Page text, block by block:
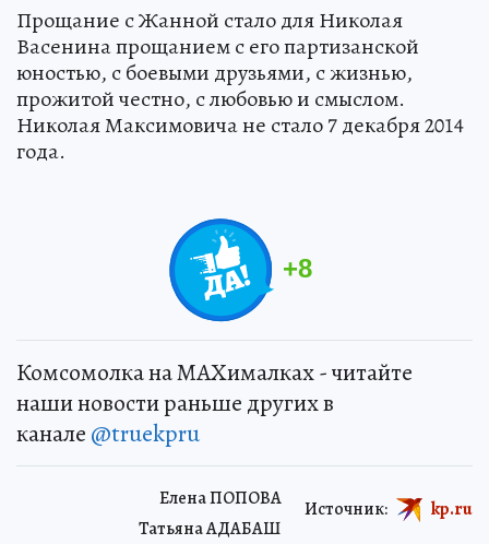
Прощание с Жанной стало для Николая
Васенина прощанием с его партизанской
юностью, с боевыми друзьями, с жизнью,
прожитой честно, с любовью и смыслом.
Николая Максимовича не стало 7 декабря 2014
года.
+8
Комсомолка на MAXималках - читайте
наши новости раньше других в
канале @truekpru
Елена ПОПОВА
Татьяна АДАБАШ
Источник: kp.ru